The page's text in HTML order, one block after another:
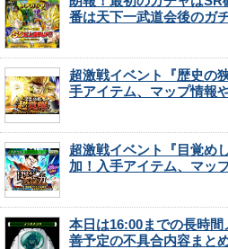
番は天下一武道会後のガ
超激戦イベント『歴史の
手アイテム、マップ情報
超激戦イベント『目覚め
加！入手アイテム、マッ
本日は16:00までの長時
善予定の不具合内容まと